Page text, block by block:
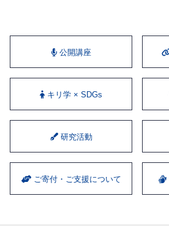
公開講座
キリ学 × SDGs
研究活動
ご寄付・ご支援について